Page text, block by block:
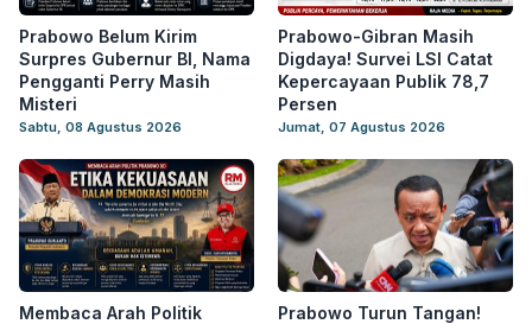
Prabowo Belum Kirim
Surpres Gubernur BI, Nama
Pengganti Perry Masih
Misteri
Sabtu, 08 Agustus 2026
Prabowo-Gibran Masih
Digdaya! Survei LSI Catat
Kepercayaan Publik 78,7
Persen
Jumat, 07 Agustus 2026
Membaca Arah Politik
Prabowo Turun Tangan!